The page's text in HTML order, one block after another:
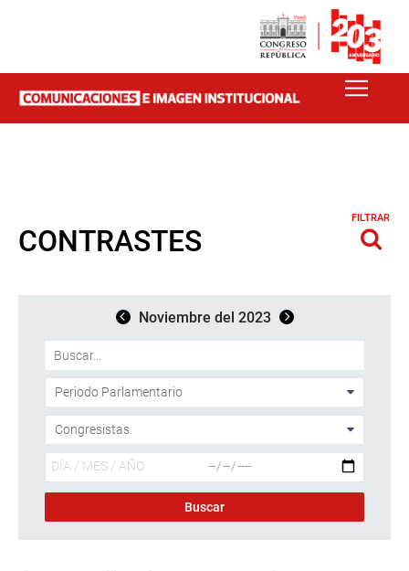
CONTRASTES
FILTRAR
Noviembre del 2023